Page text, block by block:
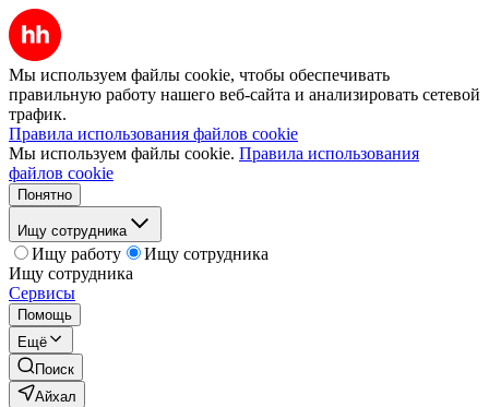
Мы используем файлы cookie, чтобы обеспечивать
правильную работу нашего веб-сайта и анализировать сетевой
трафик.
Правила использования файлов cookie
Мы используем файлы cookie. Правила использования
файлов cookie
Понятно
Ищу сотрудника
Ищу работу
Ищу сотрудника
Ищу сотрудника
Сервисы
Помощь
Ещё
Поиск
Айхал